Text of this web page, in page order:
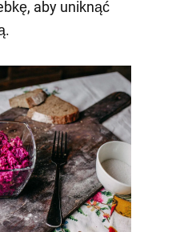
aby uniknąć